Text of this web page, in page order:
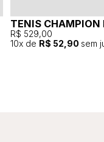
TENIS CHAMPION
R$ 529,00
10x de R$ 52,90 sem